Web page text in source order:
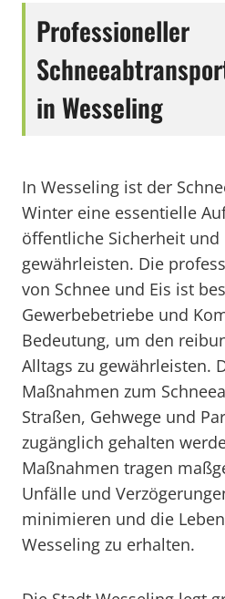
Professioneller
in Wesseling
In Wesseling ist der
Winter eine essentielle
öffentliche Sicherheit
gewährleisten. Die
von Schnee und Eis ist
Gewerbebetriebe und
Bedeutung, um den
Alltags zu gewährleisten.
Maßnahmen zum
Straßen, Gehwege und
zugänglich gehalten
Maßnahmen tragen
Unfälle und
minimieren und die
Wesseling zu erhalten.